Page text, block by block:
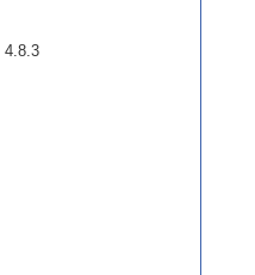
4.8.3